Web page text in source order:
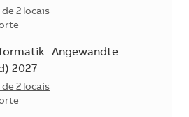
2 locais
Angewandte
2027
2 locais